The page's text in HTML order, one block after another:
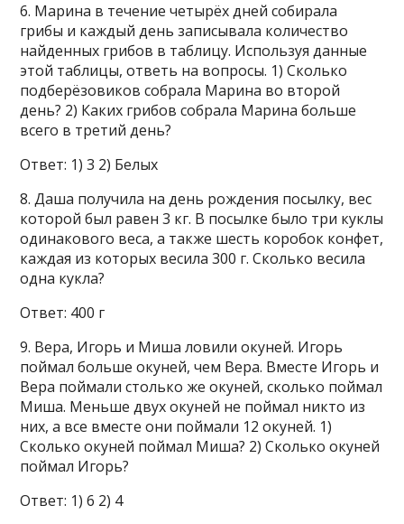
6. Марина в течение четырёх дней собирала
грибы и каждый день записывала количество
найденных грибов в таблицу. Используя данные
этой таблицы, ответь на вопросы. 1) Сколько
подберёзовиков собрала Марина во второй
день? 2) Каких грибов собрала Марина больше
всего в третий день?
Ответ: 1) 3 2) Белых
8. Даша получила на день рождения посылку, вес
которой был равен 3 кг. В посылке было три куклы
одинакового веса, а также шесть коробок конфет,
каждая из которых весила 300 г. Сколько весила
одна кукла?
Ответ: 400 г
9. Вера, Игорь и Миша ловили окуней. Игорь
поймал больше окуней, чем Вера. Вместе Игорь и
Вера поймали столько же окуней, сколько поймал
Миша. Меньше двух окуней не поймал никто из
них, а все вместе они поймали 12 окуней. 1)
Сколько окуней поймал Миша? 2) Сколько окуней
поймал Игорь?
Ответ: 1) 6 2) 4